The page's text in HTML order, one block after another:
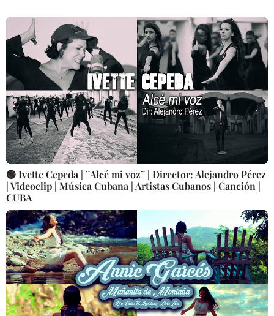
🟢 Ivette Cepeda | ¨Alcé mi voz¨ | Director: Alejandro Pérez
| Videoclip | Música Cubana | Artistas Cubanos | Canción |
CUBA